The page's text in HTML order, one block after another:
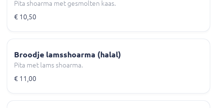
Pita shoarma met gesmolten kaas.
€ 10,50
Broodje lamsshoarma (halal)
Pita met lams shoarma.
€ 11,00